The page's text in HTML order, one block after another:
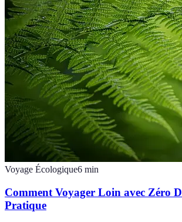
Voyage Écologique6 min
Comment Voyager Loin avec Zéro
Pratique